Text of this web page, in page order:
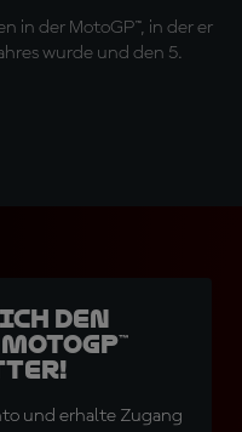
in der MotoGP™, in der er
wurde und den 5.
den
und erhalte Zugang